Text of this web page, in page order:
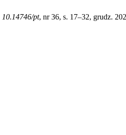
10.14746/pt, nr 36, s. 17–32, grudz.